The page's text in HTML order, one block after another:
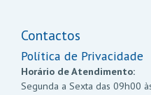
Contactos
Política de Privacidade
Horário de Atendimento:
Segunda a Sexta das 09h00